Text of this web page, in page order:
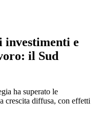
investimenti e
il Sud
ha superato le
crescita diffusa, con effetti